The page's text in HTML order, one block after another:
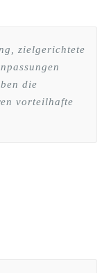
zielgerichtete
die
vorteilhafte